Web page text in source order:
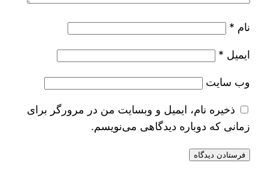
نام *
ایمیل *
وب‌ سایت
ذخیره نام، ایمیل و وبسایت من در مرورگر برای
زمانی که دوباره دیدگاهی می‌نویسم.